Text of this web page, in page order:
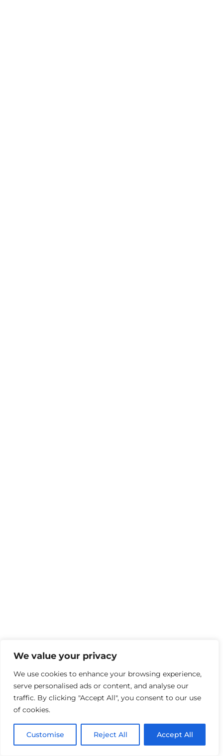
We value your privacy
We use cookies to enhance your browsing experience,
serve personalised ads or content, and analyse our
traffic. By clicking "Accept All", you consent to our use
of cookies.
Customise Reject All Accept All